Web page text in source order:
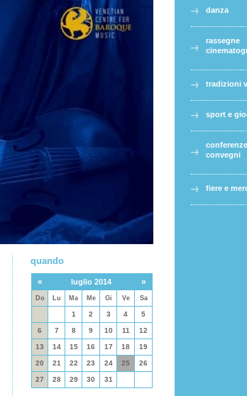
quando
« luglio 2014 »
Do Lu Ma Me Gi Ve Sa
1 2 3 4 5
6 7 8 9 10 11 12
13 14 15 16 17 18 19
20 21 22 23 24 25 26
27 28 29 30 31
danza
rassegne
tradizioni
sport e
convegni
fiere e